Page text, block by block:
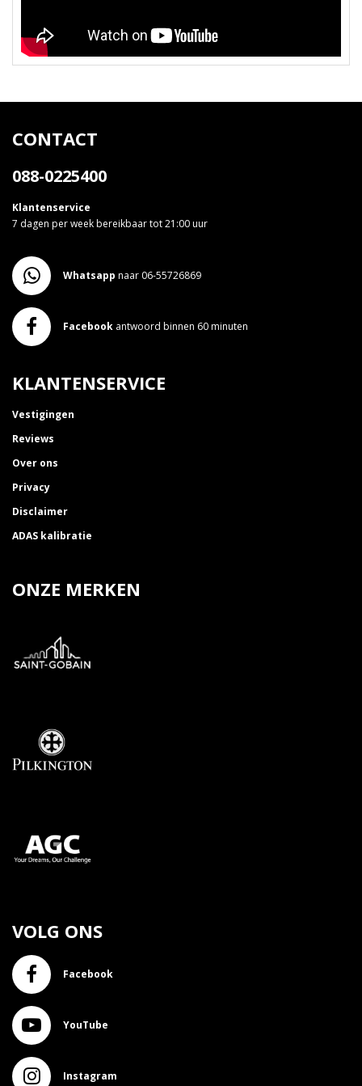
CONTACT
088-0225400
Klantenservice
7 dagen per week bereikbaar tot 21:00 uur
Whatsapp naar 06-55726869
Facebook antwoord binnen 60 minuten
KLANTENSERVICE
Vestigingen
Reviews
Over ons
Privacy
Disclaimer
ADAS kalibratie
ONZE MERKEN
VOLG ONS
Facebook
YouTube
Instagram